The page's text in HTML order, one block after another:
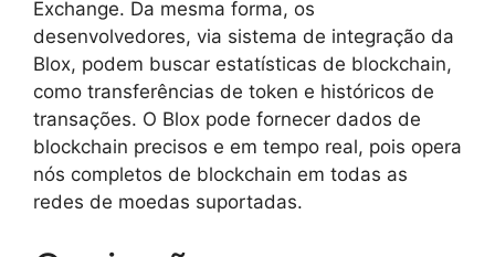
Exchange. Da mesma forma, os
desenvolvedores, via sistema de integração da
Blox, podem buscar estatísticas de blockchain,
como transferências de token e históricos de
transações. O Blox pode fornecer dados de
blockchain precisos e em tempo real, pois opera
nós completos de blockchain em todas as
redes de moedas suportadas.